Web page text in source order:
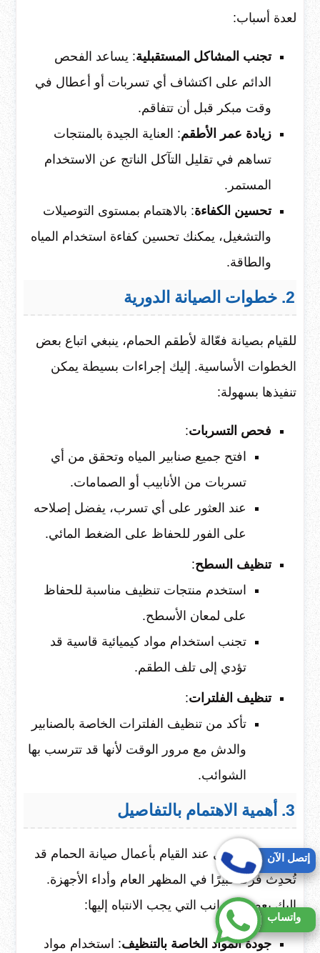
لعدة أسباب:
تجنب المشاكل المستقبلية: يساعد الفحص
الدائم على اكتشاف أي تسربات أو أعطال في
وقت مبكر قبل أن تتفاقم.
زيادة عمر الأطقم: العناية الجيدة بالمنتجات
تساهم في تقليل التآكل الناتج عن الاستخدام
المستمر.
تحسين الكفاءة: بالاهتمام بمستوى التوصيلات
والتشغيل، يمكنك تحسين كفاءة استخدام المياه
والطاقة.
2. خطوات الصيانة الدورية
للقيام بصيانة فعّالة لأطقم الحمام، ينبغي اتباع بعض
الخطوات الأساسية. إليك إجراءات بسيطة يمكن
تنفيذها بسهولة:
فحص التسربات:
افتح جميع صنابير المياه وتحقق من أي
تسربات من الأنابيب أو الصمامات.
عند العثور على أي تسرب، يفضل إصلاحه
على الفور للحفاظ على الضغط المائي.
تنظيف السطح:
استخدم منتجات تنظيف مناسبة للحفاظ
على لمعان الأسطح.
تجنب استخدام مواد كيميائية قاسية قد
تؤدي إلى تلف الطقم.
تنظيف الفلترات:
تأكد من تنظيف الفلترات الخاصة بالصنابير
والدش مع مرور الوقت لأنها قد تترسب بها
الشوائب.
3. أهمية الاهتمام بالتفاصيل
العناية بالتفاصيل عند القيام بأعمال صيانة الحمام قد
تُحدِث فرقًا كبيرًا في المظهر العام وأداء الأجهزة.
إليك بعض الجوانب التي يجب الانتباه إليها:
جودة المواد الخاصة بالتنظيف: استخدام مواد
واتساب
إتصل الآن